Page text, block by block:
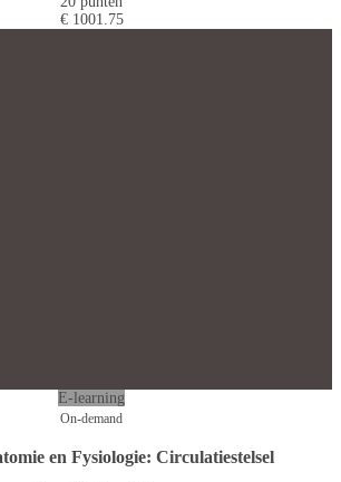
€ 1001.75
E-learning
On-demand
en Fysiologie: Circulatiestelsel